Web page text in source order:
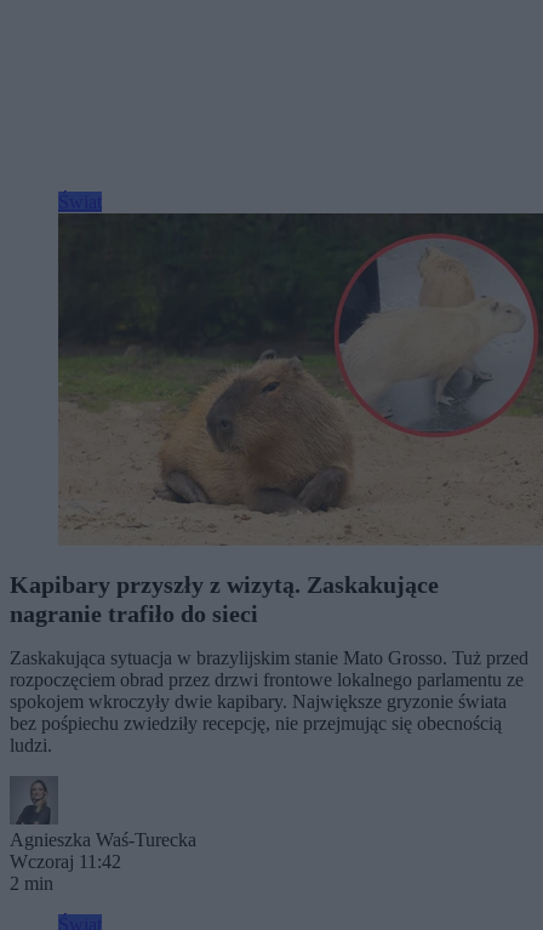
Kapibary przyszły z wizytą. Zaskakujące
nagranie trafiło do sieci
Zaskakująca sytuacja w brazylijskim stanie Mato Grosso. Tuż przed
rozpoczęciem obrad przez drzwi frontowe lokalnego parlamentu ze
spokojem wkroczyły dwie kapibary. Największe gryzonie świata
bez pośpiechu zwiedziły recepcję, nie przejmując się obecnością
ludzi.
Agnieszka Waś-Turecka
Wczoraj 11:42
2 min